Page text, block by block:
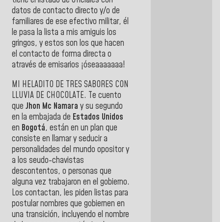
datos de contacto directo y/o de
familiares de ese efectivo militar, él
le pasa la lista a mis amiguis los
gringos, y estos son los que hacen
el contacto de forma directa o
através de emisarios ¡óseaaaaaaa!
MI HELADITO DE TRES SABORES CON
LLUVIA DE CHOCOLATE. Te cuento
que Jhon Mc Namara y su segundo
en la embajada de Estados Unidos
en Bogotá, están en un plan que
consiste en llamar y seducir a
personalidades del mundo opositor y
a los seudo-chavistas
descontentos, o personas que
alguna vez trabajaron en el gobierno.
Los contactan, les piden listas para
postular nombres que gobiernen en
una transición, incluyendo el nombre